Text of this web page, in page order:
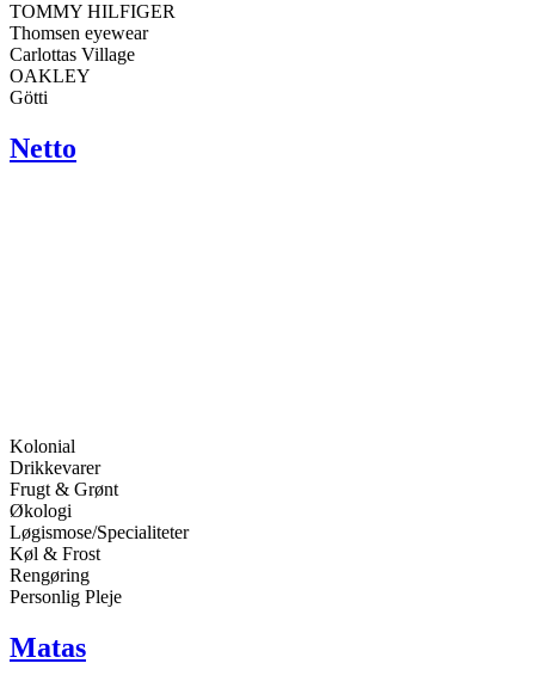
TOMMY HILFIGER
Thomsen eyewear
Carlottas Village
OAKLEY
Götti
Netto
Kolonial
Drikkevarer
Frugt & Grønt
Økologi
Løgismose/Specialiteter
Køl & Frost
Rengøring
Personlig Pleje
Matas